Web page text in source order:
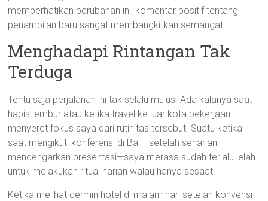
memperhatikan perubahan ini; komentar positif tentang
penampilan baru sangat membangkitkan semangat.
Menghadapi Rintangan Tak
Terduga
Tentu saja perjalanan ini tak selalu mulus. Ada kalanya saat
habis lembur atau ketika travel ke luar kota pekerjaan
menyeret fokus saya dari rutinitas tersebut. Suatu ketika
saat mengikuti konferensi di Bali—setelah seharian
mendengarkan presentasi—saya merasa sudah terlalu lelah
untuk melakukan ritual harian walau hanya sesaat.
Ketika melihat cermin hotel di malam hari setelah konvensi